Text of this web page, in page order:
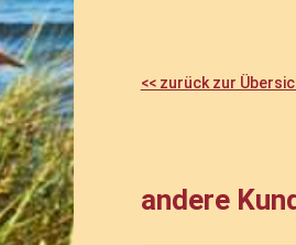
<< zurück zur
andere